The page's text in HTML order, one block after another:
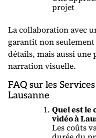
projet
La collaboration avec
garantit non
détails, mais aussi une
narration visuelle.
FAQ sur les
Lausanne
Quel est le
vidéo à
Les coûts